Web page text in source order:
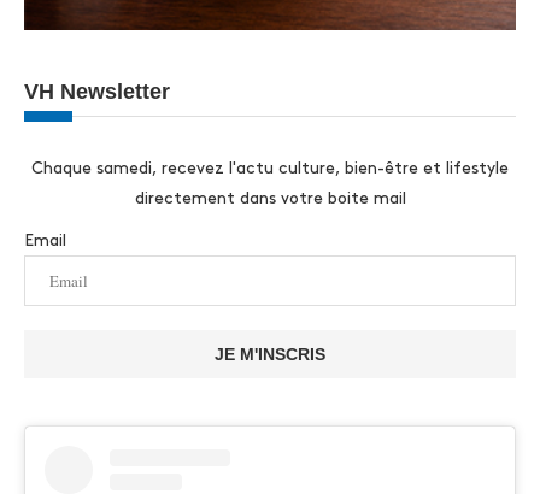
VH Newsletter
Chaque samedi, recevez l'actu culture, bien-être et lifestyle
directement dans votre boite mail
Email
JE M'INSCRIS